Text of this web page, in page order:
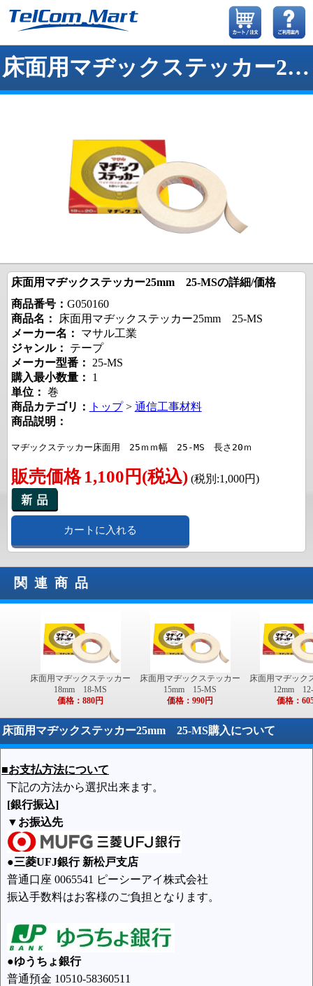
床面用マヂックステッカー25mm 25-MS
床面用マヂックステッカー25mm 25-MSの詳細/価格
商品番号： G050160
商品名：
床面用マヂックステッカー25mm 25-MS
メーカー名：
マサル工業
ジャンル：
テープ
メーカー型番： 25-MS
購入最小数量：
1
単位： 巻
商品カテゴリ：
トップ> 通信工事材料
商品説明：
マヂックステッカー床面用　25ｍｍ幅　25-MS　長さ20ｍ
販売価格 1,100円(税込)(税別:1,000円)
カートに入れる
関連商品
床面用マヂックステッカー
18mm 18-MS
価格：880円
床面用マヂックステッカー
15mm 15-MS
価格：990円
床面用マヂック
12mm
価格：
床面用マヂックステッカー25mm 25-MS購入について
■お支払方法について
下記の方法から選択出来ます。
[銀行振込]
▼お振込先
●三菱UFJ銀行 新松戸支店
普通口座 0065541 ピーシーアイ株式会社
振込手数料はお客様のご負担となります。
●ゆうちょ銀行
普通預金 10510-58360511